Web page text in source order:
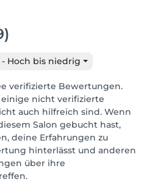
Hoch bis niedrig
verifizierte Bewertungen.
nicht verifizierte
auch hilfreich sind. Wenn
Salon gebucht hast,
deine Erfahrungen zu
hinterlässt und anderen
über ihre